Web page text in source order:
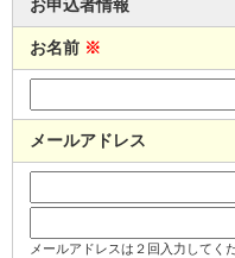
お申込者情報
お名前 ※
メールアドレス
メールアドレスは２回入力してく